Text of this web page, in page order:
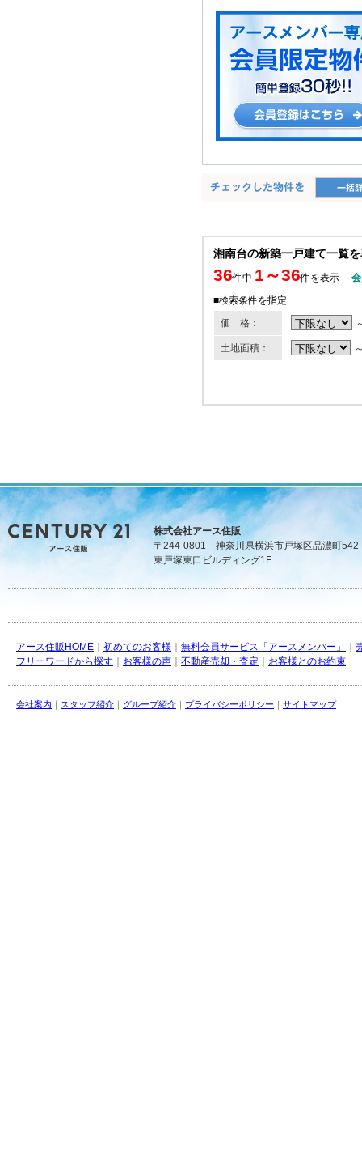
湘南台の新築一戸建て一覧
36件中 1～36件を表示
■検索条件を指定
価 格：
土地面積：
株式会社アース住販
〒244-0801 神奈川県横浜市戸塚区品濃町
東戸塚東口ビルディング1F
アース住販HOME 初めてのお客様 無料会員サービス「アースメンバー」
フリーワードから探す
お客様の声 不動産売却・査定 お客様とのお約束
会社案内 ｜ スタッフ紹介 ｜ グループ紹介 ｜ プライバシーポリシー ｜ サイトマップ